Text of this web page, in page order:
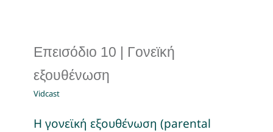
Επεισόδιο 10 | Γονεϊκή
εξουθένωση
Vidcast
Η γονεϊκή εξουθένωση (parental